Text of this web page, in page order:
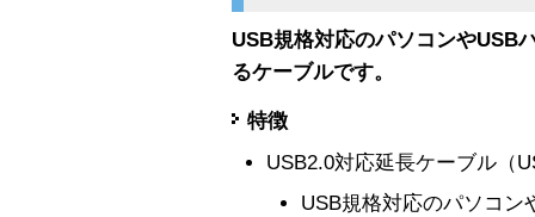
USB規格対応のパソコンやUSB
るケーブルです。
特徴
USB2.0対応延長ケーブル（
USB規格対応のパソコン